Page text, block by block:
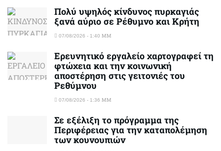
Πολύ υψηλός κίνδυνος πυρκαγιάς
ξανά αύριο σε Ρέθυμνο και Κρήτη
07/08/2026 - 1:40 ΜΜ
Ερευνητικό εργαλείο χαρτογραφεί τη
φτώχεια και την κοινωνική
αποστέρηση στις γειτονιές του
Ρεθύμνου
07/08/2026 - 1:36 ΜΜ
Σε εξέλιξη το πρόγραμμα της
Περιφέρειας για την καταπολέμηση
των κουνουπιών